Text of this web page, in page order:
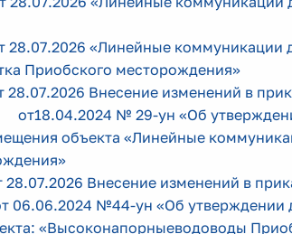
28.07.2026 «Линейные
Приобского месторождения»
28.07.2026 Внесение изменений в
№ 29-ун «Об
объекта «Линейные
28.07.2026 Внесение изменений в
06.06.2024 №44-ун «Об утверждении
«Высоконапорныеводоводы